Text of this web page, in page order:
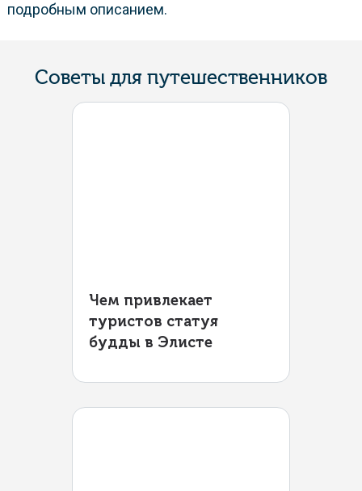
подробным описанием.
Советы для путешественников
Чем привлекает
туристов статуя
будды в Элисте